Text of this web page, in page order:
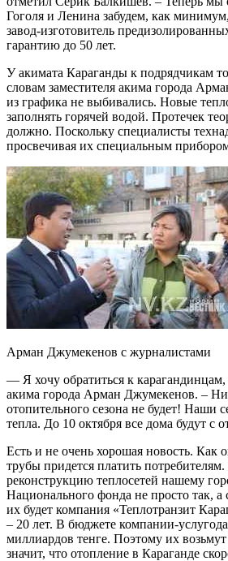
Гоголя и Ленина забудем, как
завод-изготовитель
гарантию до 50 лет.
У акимата Караганды к подрядчикам
словам заместителя акима города
из графика не выбивались. Новые
заполнять горячей водой. Протечек
должно. Поскольку специалисты
просвечивая их специальным
Арман Джумекенов с журналистами
— Я хочу обратиться к карагандинцам,
акима города Арман Джумекенов. –
отопительного сезона не будет! Наши
тепла. До 10 октября все дома будут с
Есть и не очень хорошая новость. Как
трубы придется платить
реконструкцию теплосетей нашему
Национального фонда не просто так, а
их будет компания «Теплотранзит
– 20 лет. В бюджете компании-
миллиардов тенге. Поэтому их
значит, что отопление в Караганде